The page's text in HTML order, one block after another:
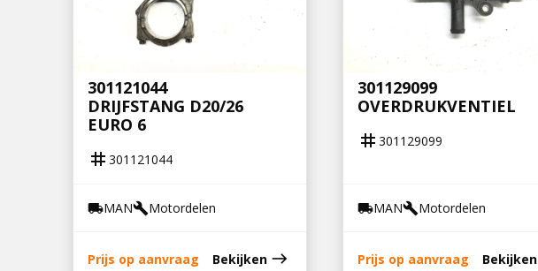
301121044
DRIJFSTANG D20/26
EURO 6
tag 301121044
local_shippingMANbuildMotordelen
Prijs op aanvraag Bekijken east
301129099
OVERDRUKVENTIEL
tag 301129099
local_shippingMANbuildMotordelen
Prijs op aanvraag Bekijken